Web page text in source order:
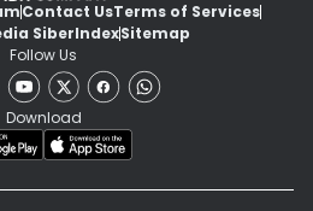
Contact UsTerms of Services
SiberIndexSitemap
Follow Us
Download